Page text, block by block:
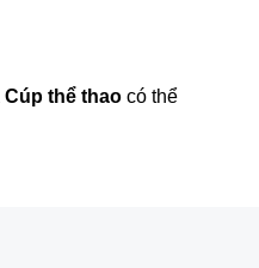
Cúp thể thao có thể